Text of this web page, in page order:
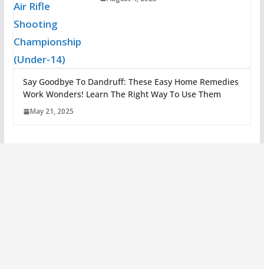
Say Goodbye To Dandruff: These Easy Home Remedies
Work Wonders! Learn The Right Way To Use Them
May 21, 2025